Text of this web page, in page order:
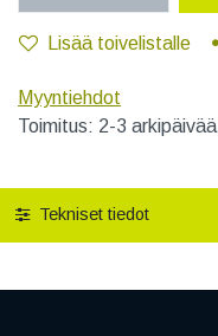
Lisää toivelistalle
Myyntiehdot
Toimitus: 2-3 arkipäivää
Tekniset tiedot